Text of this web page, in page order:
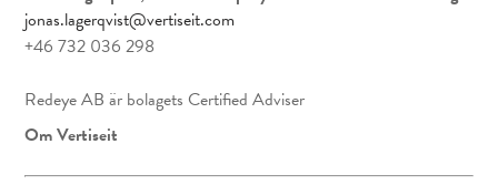
jonas.lagerqvist@vertiseit.com
+46 732 036 298
Redeye AB är bolagets Certified Adviser
Om Vertiseit